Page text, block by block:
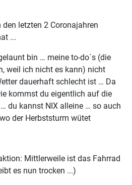
letzten 2 Coronajahren
...
bin … meine to-do´s (die
weil ich nicht es kann) nicht
dauerhaft schlecht ist … Da
kommst du eigentlich auf die
du kannst NIX alleine … so auch
der Herbststurm wütet
Mittlerweile ist das Fahrrad
es nun trocken ...)